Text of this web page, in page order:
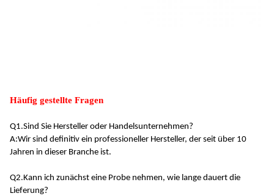
Häufig gestellte Fragen
Q1.Sind Sie Hersteller oder Handelsunternehmen?
A:Wir sind definitiv ein professioneller Hersteller, der seit über 10
Jahren in dieser Branche ist.
Q2.Kann ich zunächst eine Probe nehmen, wie lange dauert die
Lieferung?